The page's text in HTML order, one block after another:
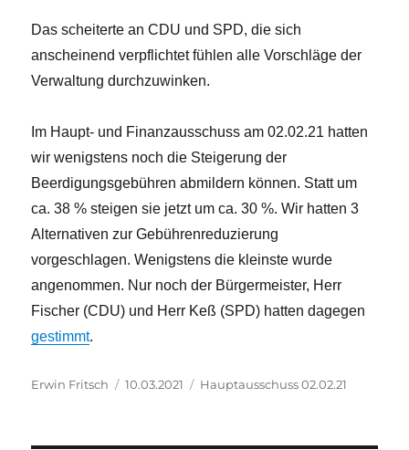
Das scheiterte an CDU und SPD, die sich
anscheinend verpflichtet fühlen alle Vorschläge der
Verwaltung durchzuwinken.
Im Haupt- und Finanzausschuss am 02.02.21 hatten
wir wenigstens noch die Steigerung der
Beerdigungsgebühren abmildern können. Statt um
ca. 38 % steigen sie jetzt um ca. 30 %. Wir hatten 3
Alternativen zur Gebührenreduzierung
vorgeschlagen. Wenigstens die kleinste wurde
angenommen. Nur noch der Bürgermeister, Herr
Fischer (CDU) und Herr Keß (SPD) hatten dagegen
gestimmt.
Autor
Erwin Fritsch
Veröffentlicht
10.03.2021 Kategorien
Hauptausschuss 02.02.21